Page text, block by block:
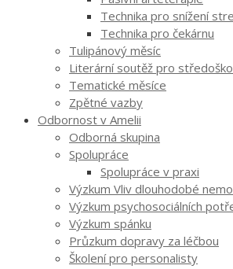
Technika pro snížení
Technika pro čekárnu
Tulipánový měsíc
Literární soutěž pro
Tematické měsíce
Zpětné vazby
Odbornost v Amelii
Odborná skupina
Spolupráce
Spolupráce v praxi
Výzkum Vliv dlouhodobé
Výzkum psychosociálních
Výzkum spánku
Průzkum dopravy za léčbou
Školení pro personalisty